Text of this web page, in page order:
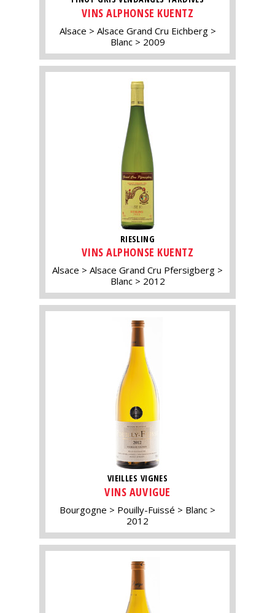
VINS ALPHONSE KUENTZ
Alsace
Alsace Grand Cru Eichberg
Blanc
2009
RIESLING
VINS ALPHONSE KUENTZ
Alsace
Alsace Grand Cru Pfersigberg
Blanc
2012
VIEILLES VIGNES
VINS AUVIGUE
Bourgogne Pouilly-Fuissé
Blanc
2012